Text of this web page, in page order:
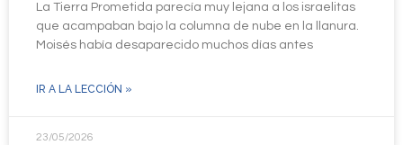
La Tierra Prometida parecía muy lejana a los israelitas
que acampaban bajo la columna de nube en la llanura.
Moisés había desaparecido muchos días antes
IR A LA LECCIÓN »
23/05/2026